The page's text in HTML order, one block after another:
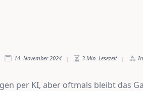
14. November 2024 | 3 Min. Lesezeit |
per KI, aber oftmals bleibt das